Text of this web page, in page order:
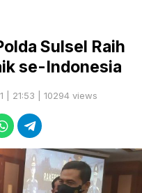
Sulsel Raih
se-Indonesia
| 21:53 | 10294 views